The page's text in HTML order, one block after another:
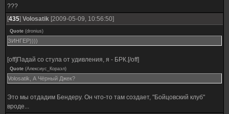
???
[435] Volosatik [2009-05-09, 10:56:50]
Quote (dronius)
ЗИНГЕР))))
[off]Падай со стула от удивления, я - БРК.[/off]
Quote (Алексиус_Кораэл)
Volosatik, А Чёрный Джек?
Это мы отдадим Бендеру. Он что-то там создает, "Бойцовский клуб"
вроде...